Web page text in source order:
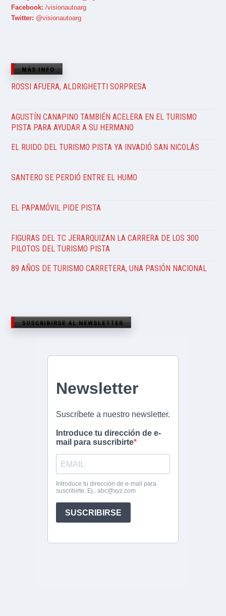
Facebook: /visionautoarg
Twitter: @visionautoarg
MÁS INFO
ROSSI AFUERA, ALDRIGHETTI SORPRESA
AGUSTÍN CANAPINO TAMBIÉN ACELERA EN EL TURISMO
PISTA PARA AYUDAR A SU HERMANO
EL RUIDO DEL TURISMO PISTA YA INVADIÓ SAN NICOLÁS
SANTERO SE PERDIÓ ENTRE EL HUMO
EL PAPAMÓVIL PIDE PISTA
FIGURAS DEL TC JERARQUIZAN LA CARRERA DE LOS 300
PILOTOS DEL TURISMO PISTA
89 AÑOS DE TURISMO CARRETERA, UNA PASIÓN NACIONAL
SUSCRIBIRSE AL NEWSLETTER